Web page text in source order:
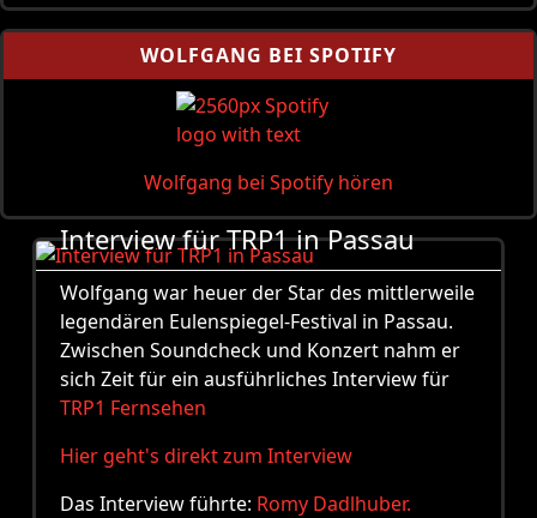
WOLFGANG BEI SPOTIFY
Wolfgang bei Spotify hören
Interview für TRP1 in Passau
Wolfgang war heuer der Star des mittlerweile
legendären Eulenspiegel-Festival in Passau.
Zwischen Soundcheck und Konzert nahm er
sich Zeit für ein ausführliches Interview für
TRP1 Fernsehen
Hier geht's direkt zum Interview
Das Interview führte: Romy Dadlhuber.